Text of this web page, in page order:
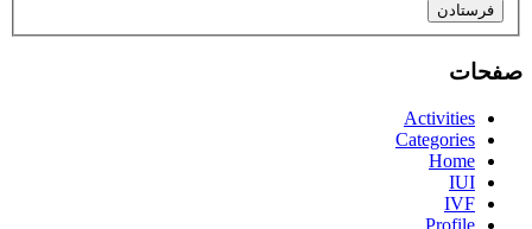
فرستادن
صفحات
Activities
Categories
Home
IUI
IVF
Profile